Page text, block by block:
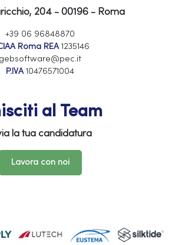
204 - 00196 - Roma
+39 06 96848870
Roma REA1235146
gebsoftware@pec.it
P.IVA10476571004
al Team
la tua candidatura
Lavora con noi